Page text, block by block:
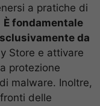
a pratiche di
È fondamentale
da
Store e attivare
protezione
malware. Inoltre,
delle